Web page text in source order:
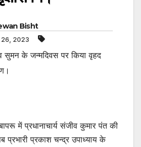
Bisht
26, 2023
सुमन के जन्मदिवस पर किया वृहद
में प्रधानाचार्य संजीव कुमार पंत की
प्रभारी प्रकाश चन्द्र उपाध्याय के